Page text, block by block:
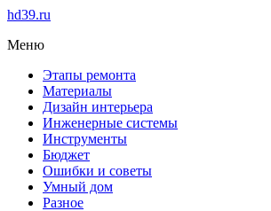
hd39.ru
Меню
Этапы ремонта
Материалы
Дизайн интерьера
Инженерные системы
Инструменты
Бюджет
Ошибки и советы
Умный дом
Разное